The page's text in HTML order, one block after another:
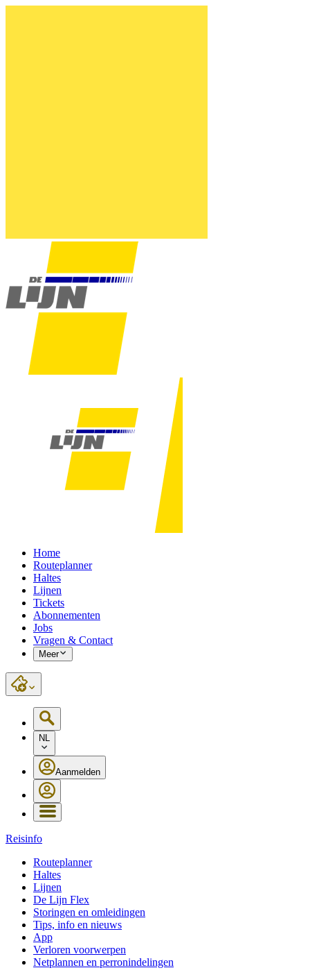
Home
Routeplanner
Haltes
Lijnen
Tickets
Abonnementen
Jobs
Vragen & Contact
Meer
NL
Aanmelden
Reisinfo
Routeplanner
Haltes
Lijnen
De Lijn Flex
Storingen en omleidingen
Tips, info en nieuws
App
Verloren voorwerpen
Netplannen en perronindelingen